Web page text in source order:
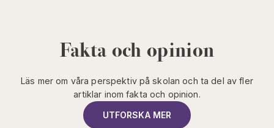
Fakta och opinion
Läs mer om våra perspektiv på skolan och ta del av fler
artiklar inom fakta och opinion.
UTFORSKA MER